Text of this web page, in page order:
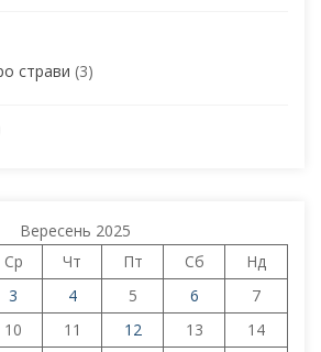
страви (3)
Вересень 2025
Ср Чт Пт Сб
Нд
3 4 5 6
7
10 11 12 13
14